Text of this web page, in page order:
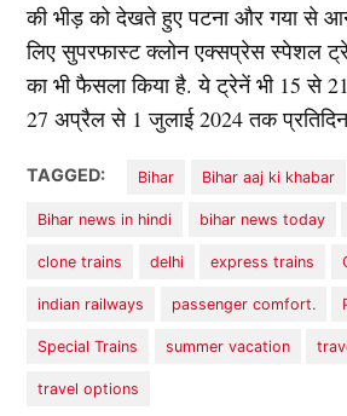
की भीड़ को देखते हुए पटना और गया से
लिए सुपरफास्ट क्लोन एक्सप्रेस स्पेशल
का भी फैसला किया है. ये ट्रेनें भी 15 से
27 अप्रैल से 1 जुलाई 2024 तक
TAGGED: Bihar Bihar aaj ki khabar
Bihar news in hindi bihar news today
clone trains delhi express trains
indian railways passenger comfort.
Special Trains summer vacation
travel options